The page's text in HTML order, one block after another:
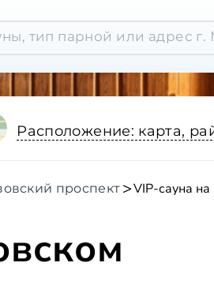
Расположение: карта,
проспект VIP-сауна на